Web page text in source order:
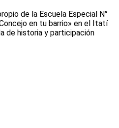
de la Escuela Especial N°
en tu barrio» en el Itatí
de historia y participación